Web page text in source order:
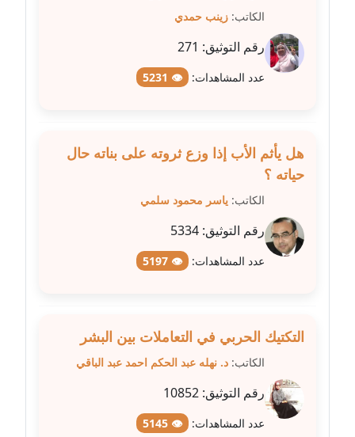
عاملة
مدونة علي الصادق
مدونة علي الفشني
عاملة
مدونة عماد مصباح
عاملة
مدونة عمرو عاطف
عاملة
عاملة
الكاتب: زينب حمدي
رقم التوثيق: 271
عدد المشاهدات: 👁 5231
هل يأثم الأب إذا وزع ثروته على بناته حال
حياته ؟
الكاتب: ياسر محمود سلمي
رقم التوثيق: 5334
عدد المشاهدات: 👁 5197
التكتيك الحربي في التعاملات بين البشر
الكاتب: د. نهله عبد الحكم احمد عبد الباقي
رقم التوثيق: 10852
عدد المشاهدات: 👁 5145